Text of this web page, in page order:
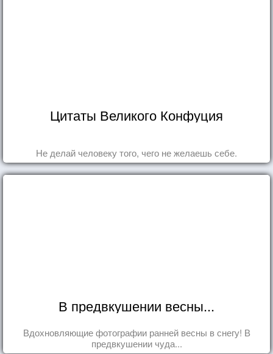
Цитаты Великого Конфуция
Не делай человеку того, чего не желаешь себе.
В предвкушении весны...
Вдохновляющие фотографии ранней весны в снегу! В
предвкушении чуда...